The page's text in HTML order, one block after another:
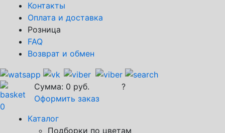
Контакты
Оплата и доставка
Розница
FAQ
Возврат и обмен
0
Сумма: 0 руб.
Оформить заказ
?
Каталог
Подборки по цветам